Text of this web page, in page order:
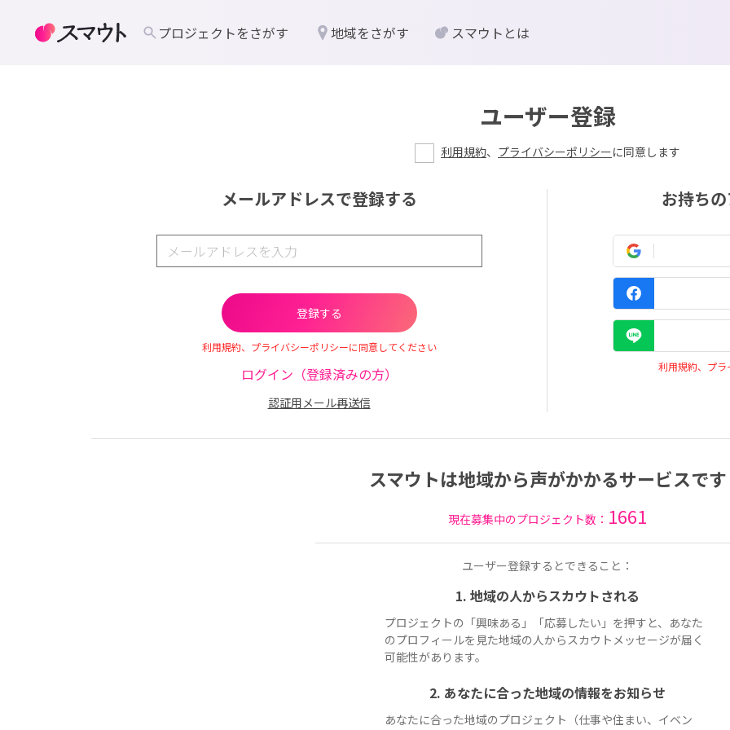
ユーザー登録
利用規約、 プライバシーポリシーに同意します
メールアドレスで登録する
利用規約、プライバシーポリシーに同意してください
ログイン（登録済みの方）
認証用メール再送信
お持ち
利用規約、プ
スマウトは地域から声がかかるサービスです
現在募集中のプロジェクト数： 1661
ユーザー登録するとできること：
1. 地域の人からスカウトされる
プロジェクトの「興味ある」「応募したい」を押すと、あなた
のプロフィールを見た地域の人からスカウトメッセージが届く
可能性があります。
2. あなたに合った地域の情報をお知らせ
あなたに合った地域のプロジェクト（仕事や住まい、イベン
プロジェクトをさがす 地域をさがす スマウトとは